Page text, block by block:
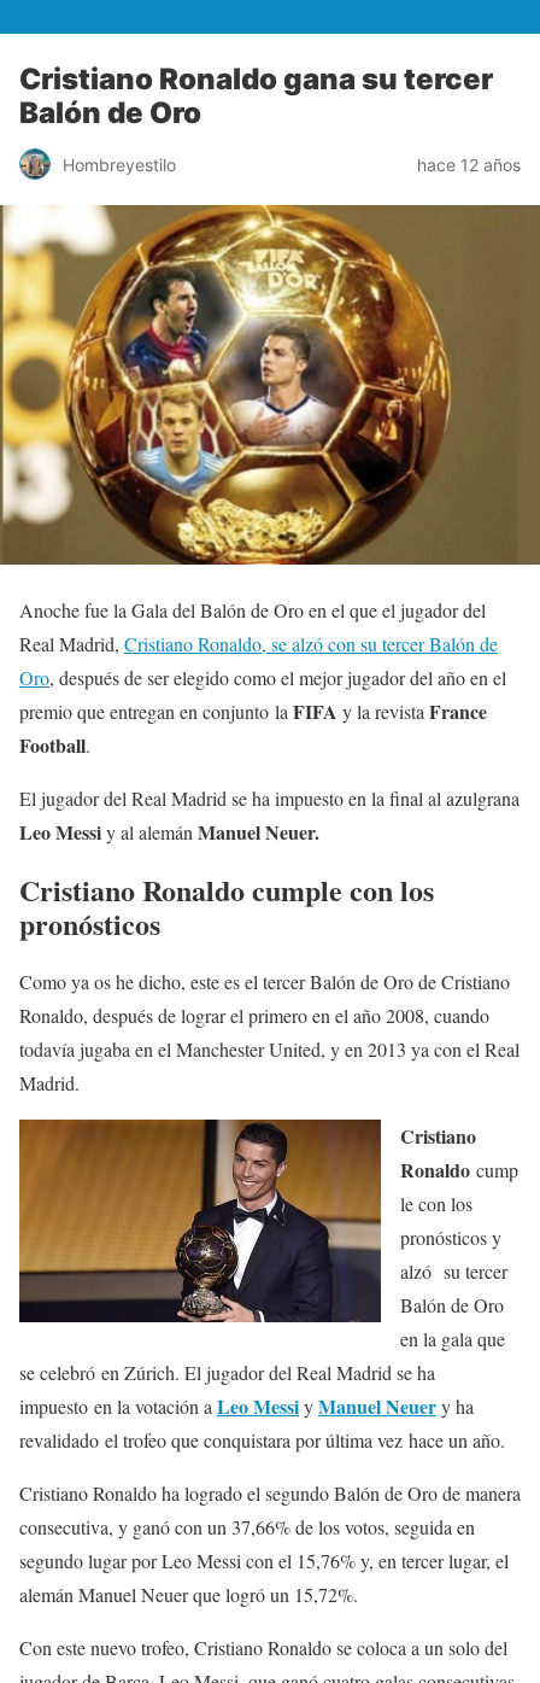
Cristiano Ronaldo gana su tercer
Balón de Oro
Hombreyestilo hace 12 años
Anoche fue la Gala del Balón de Oro en el que el jugador del
Real Madrid, Cristiano Ronaldo, se alzó con su tercer Balón de
Oro, después de ser elegido como el mejor jugador del año en el
premio que entregan en conjunto la FIFA y la revista France
Football.
El jugador del Real Madrid se ha impuesto en la final al azulgrana
Leo Messiy al alemán Manuel Neuer.
Cristiano Ronaldo cumple con los
pronósticos
Como ya os he dicho, este es el tercer Balón de Oro de Cristiano
Ronaldo, después de lograr el primero en el año 2008, cuando
todavía jugaba en el Manchester United, y en 2013 ya con el Real
Madrid.
Cristiano
Ronaldo cump
le con los
pronósticos y
alzó su tercer
Balón de Oro
en la gala que
se celebró en Zúrich. El jugador del Real Madrid se ha
impuesto en la votación a Leo MessiyManuel Neuery ha
revalidado el trofeo que conquistara por última vez hace un año.
Cristiano Ronaldo ha logrado el segundo Balón de Oro de manera
consecutiva, y ganó con un 37,66% de los votos, seguida en
segundo lugar por Leo Messi con el 15,76% y, en tercer lugar, el
alemán Manuel Neuer que logró un 15,72%.
Con este nuevo trofeo, Cristiano Ronaldo se coloca a un solo del